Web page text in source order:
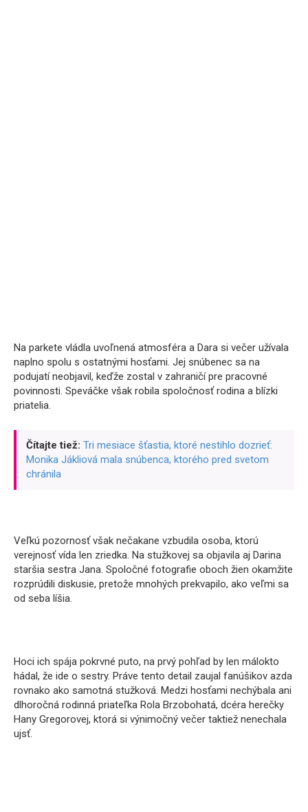
Na parkete vládla uvoľnená atmosféra a Dara si večer užívala
naplno spolu s ostatnými hosťami. Jej snúbenec sa na
podujatí neobjavil, keďže zostal v zahraničí pre pracovné
povinnosti. Speváčke však robila spoločnosť rodina a blízki
priatelia.
Čítajte tiež: Tri mesiace šťastia, ktoré nestihlo dozrieť:
Monika Jákliová mala snúbenca, ktorého pred svetom
chránila
Veľkú pozornosť však nečakane vzbudila osoba, ktorú
verejnosť vída len zriedka. Na stužkovej sa objavila aj Darina
staršia sestra Jana. Spoločné fotografie oboch žien okamžite
rozprúdili diskusie, pretože mnohých prekvapilo, ako veľmi sa
od seba líšia.
Hoci ich spája pokrvné puto, na prvý pohľad by len málokto
hádal, že ide o sestry. Práve tento detail zaujal fanúšikov azda
rovnako ako samotná stužková. Medzi hosťami nechýbala ani
dlhoročná rodinná priateľka Rola Brzobohatá, dcéra herečky
Hany Gregorovej, ktorá si výnimočný večer taktiež nenechala
ujsť.